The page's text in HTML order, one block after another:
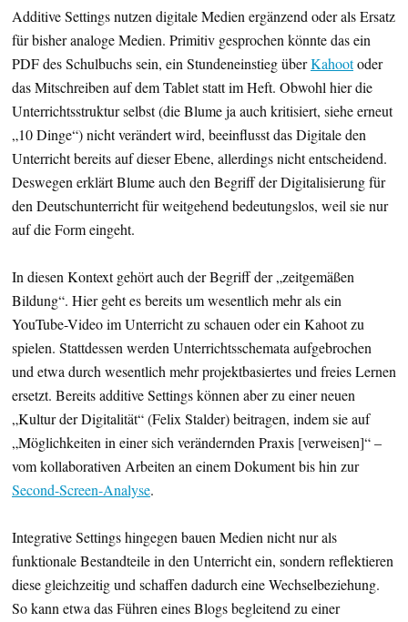
Additive Settings nutzen digitale Medien ergänzend oder als Ersatz
für bisher analoge Medien. Primitiv gesprochen könnte das ein
PDF des Schulbuchs sein, ein Stundeneinstieg überKahootoder
das Mitschreiben auf dem Tablet statt im Heft. Obwohl hier die
Unterrichtsstruktur selbst (die Blume ja auch kritisiert, siehe erneut
„10 Dinge“) nicht verändert wird, beeinflusst das Digitale den
Unterricht bereits auf dieser Ebene, allerdings nicht entscheidend.
Deswegen erklärt Blume auch den Begriff der Digitalisierung für
den Deutschunterricht für weitgehend bedeutungslos, weil sie nur
auf die Form eingeht.
In diesen Kontext gehört auch der Begriff der „zeitgemäßen
Bildung“. Hier geht es bereits um wesentlich mehr als ein
YouTube-Video im Unterricht zu schauen oder ein Kahoot zu
spielen. Stattdessen werden Unterrichtsschemata aufgebrochen
und etwa durch wesentlich mehr projektbasiertes und freies Lernen
ersetzt. Bereits additive Settings können aber zu einer neuen
„Kultur der Digitalität“ (Felix Stalder) beitragen, indem sie auf
„Möglichkeiten in einer sich verändernden Praxis [verweisen]“ –
vom kollaborativen Arbeiten an einem Dokument bis hin zur
Second-Screen-Analyse.
Integrative Settings hingegen bauen Medien nicht nur als
funktionale Bestandteile in den Unterricht ein, sondern reflektieren
diese gleichzeitig und schaffen dadurch eine Wechselbeziehung.
So kann etwa das Führen eines Blogs begleitend zu einer